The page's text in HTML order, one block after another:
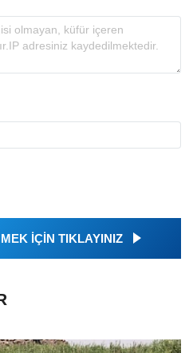
İÇİN TIKLAYINIZ